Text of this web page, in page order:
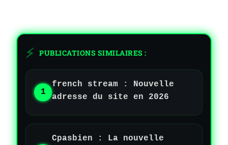
PUBLICATIONS SIMILAIRES :
french stream : Nouvelle
adresse du site en 2026
Cpasbien : La nouvelle